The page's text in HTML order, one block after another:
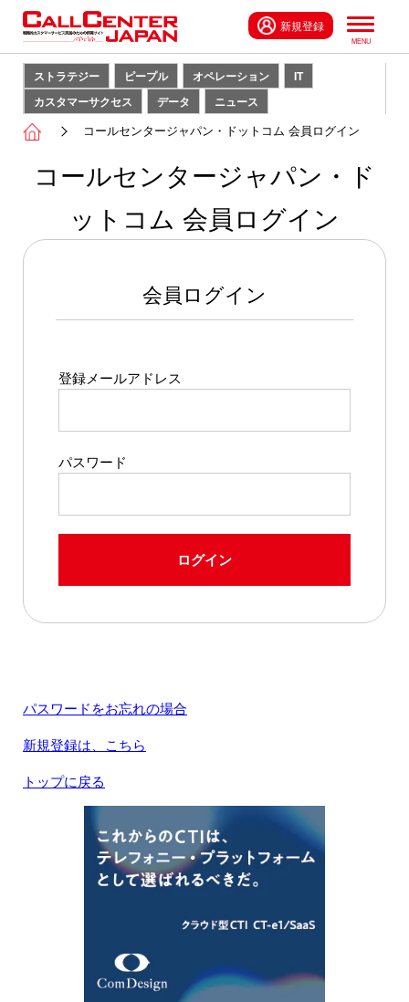
新規登録
ストラテジー ピープル オペレーション
IT
カスタマーサクセス
データ ニュース
コールセンタージャパン・ドットコム 会員ログイン
コールセンタージャパン・ド
ットコム 会員ログイン
会員ログイン
登録メールアドレス
パスワード
ログイン
パスワードをお忘れの場合
新規登録は、こちら
トップに戻る